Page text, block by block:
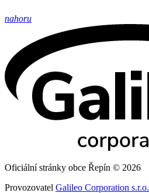
nahoru
Oficiální stránky obce Řepín © 2026
Provozovatel Galileo Corporation s.r.o.